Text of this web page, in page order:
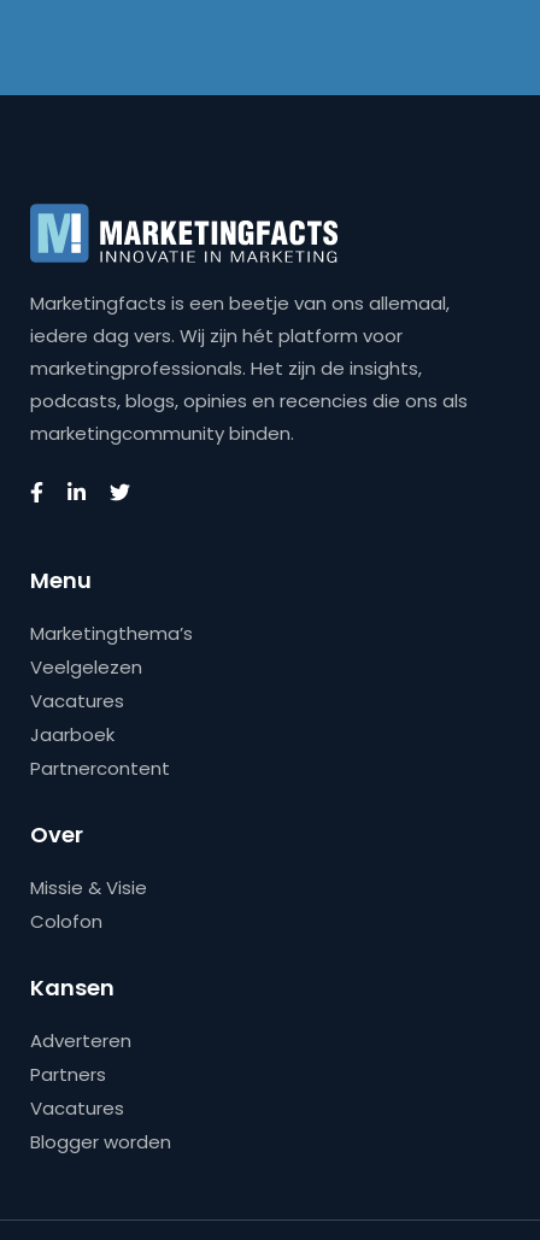
Marketingfacts is een beetje van ons allemaal,
iedere dag vers. Wij zijn hét platform voor
marketingprofessionals. Het zijn de insights,
podcasts, blogs, opinies en recencies die ons als
marketingcommunity binden.
Menu
Marketingthema’s
Veelgelezen
Vacatures
Jaarboek
Partnercontent
Over
Missie & Visie
Colofon
Kansen
Adverteren
Partners
Vacatures
Blogger worden